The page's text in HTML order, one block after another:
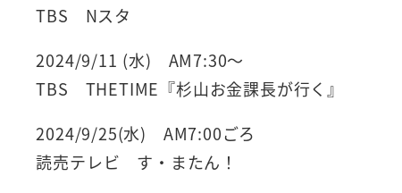
TBS Nスタ
2024/9/11 (水) AM7:30～
TBS THETIME『杉山お金課長が行く』
2024/9/25(水) AM7:00ごろ
読売テレビ す・またん！